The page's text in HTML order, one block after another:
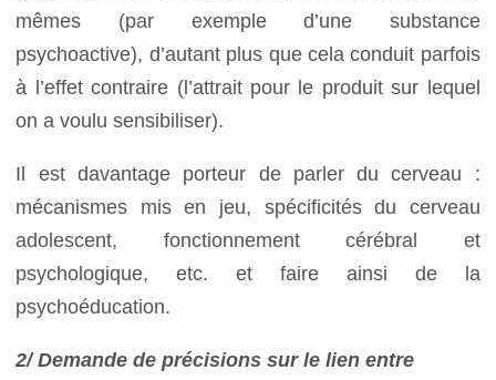
mêmes (par exemple d’une substance
psychoactive), d’autant plus que cela conduit parfois
à l’effet contraire (l’attrait pour le produit sur lequel
on a voulu sensibiliser).
Il est davantage porteur de parler du cerveau :
mécanismes mis en jeu, spécificités du cerveau
adolescent, fonctionnement cérébral et
psychologique, etc. et faire ainsi de la
psychoéducation.
2/ Demande de précisions sur le lien entre